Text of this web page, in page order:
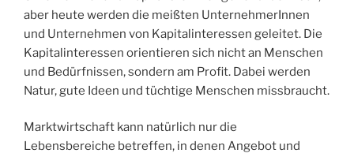
aber heute werden die meißten UnternehmerInnen
und Unternehmen von Kapitalinteressen geleitet. Die
Kapitalinteressen orientieren sich nicht an Menschen
und Bedürfnissen, sondern am Profit. Dabei werden
Natur, gute Ideen und tüchtige Menschen missbraucht.
Marktwirtschaft kann natürlich nur die
Lebensbereiche betreffen, in denen Angebot und